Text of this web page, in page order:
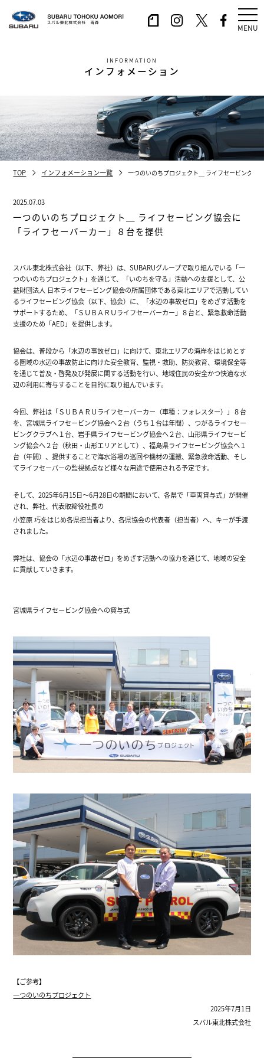
MENU
INFORMATION
インフォメーション
TOP インフォメーション一覧 一つのいのちプロジェクト＿ ライフセービング協
2025.07.03
一つのいのちプロジェクト＿ ライフセービング協会に
「ライフセーバーカー」８台を提供
スバル東北株式会社（以下、弊社）は、SUBARUグループで取り組んでいる「一
つのいのちプロジェクト」を通じて、「いのちを守る」活動への支援として、公
益財団法人 日本ライフセービング協会の所属団体である東北エリアで活動してい
るライフセービング協会（以下、協会）に、「水辺の事故ゼロ」をめざす活動を
サポートするため、「ＳＵＢＡＲＵライフセーバーカー」８台と、緊急救命活動
支援のため「AED」を提供します。
協会は、普段から「水辺の事故ゼロ」に向けて、東北エリアの海岸をはじめとす
る圏域の水辺の事故防止に向けた安全教育、監視・救助、防災教育、環境保全等
を通じて普及・啓発及び発展に関する活動を行い、地域住民の安全かつ快適な水
辺の利用に寄与することを目的に取り組んでいます。
今回、弊社は「ＳＵＢＡＲＵライフセーバーカー（車種：フォレスター）」８台
を、宮城県ライフセービング協会へ２台（うち１台は年間）、つがるライフセー
ビングクラブへ１台、岩手県ライフセービング協会へ２台、山形県ライフセービ
ング協会へ２台（秋田・山形エリアとして）、福島県ライフセービング協会へ１
台（年間）、提供することで海水浴場の巡回や機材の運搬、緊急救命活動、そし
てライフセーバーの監視拠点など様々な用途で使用される予定です。
そして、2025年6月15日～6月28日の期間において、各県で「車両貸与式」が開催
され、弊社、代表取締役社長の
小笠原 巧をはじめ各県担当者より、各県協会の代表者（担当者）へ、キーが手渡
されました。
弊社は、協会の「水辺の事故ゼロ」をめざす活動への協力を通じて、地域の安全
に貢献していきます。
宮城県ライフセービング協会への貸与式
【ご参考】
一つのいのちプロジェクト
2025年7月1日
スバル東北株式会社